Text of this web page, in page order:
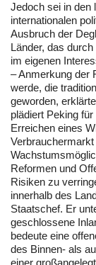
Jedoch sei in den
internationalen
Ausbruch der
Länder, das
im eigenen
– Anmerkung der
werde, die
geworden,
plädiert Peking
Erreichen eines
Reformen und
Risiken zu
innerhalb des
Staatschef. Er
geschlossene
bedeute eine
des Binnen- als